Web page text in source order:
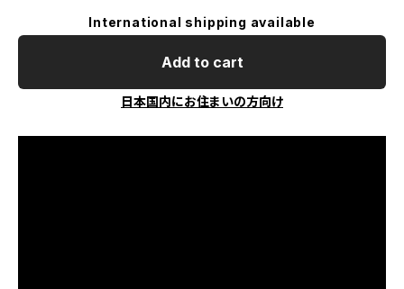
International shipping available
Add to cart
日本国内にお住まいの方向け